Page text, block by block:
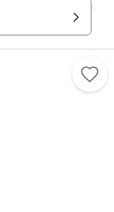
めたあと、エステで
など、北海道の新鮮
料理長自慢の本格的
にせずに食事をと